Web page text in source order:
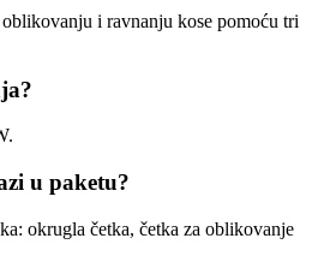
i ravnanju kose pomoću tri
u paketu?
okrugla četka, četka za oblikovanje